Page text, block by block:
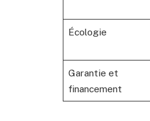
Écologie
Garantie et
financement